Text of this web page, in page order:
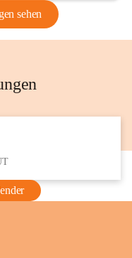
sehen